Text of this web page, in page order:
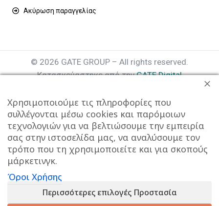
Ακύρωση παραγγελίας
© 2026 GATE GROUP – All rights reserved.
Κατασκεύαστηκε από τηνGATE Digital
Αριθμός Γ.Ε.ΜΗ. : 077935642000
χρησιμοποιεί το Google Analytics για τη συλλογή μη-
Χρησιμοποιούμε τις πληροφορίες που
συλλέγονται μέσω cookies και παρόμοιων
τεχνολογιών για να βελτιώσουμε την εμπειρία
σας στην ιστοσελίδα μας, να αναλύσουμε τον
τρόπο που τη χρησιμοποιείτε και για σκοπούς
μάρκετινγκ.
Όροι Χρήσης
Περισσότερες επιλογές Προστασία